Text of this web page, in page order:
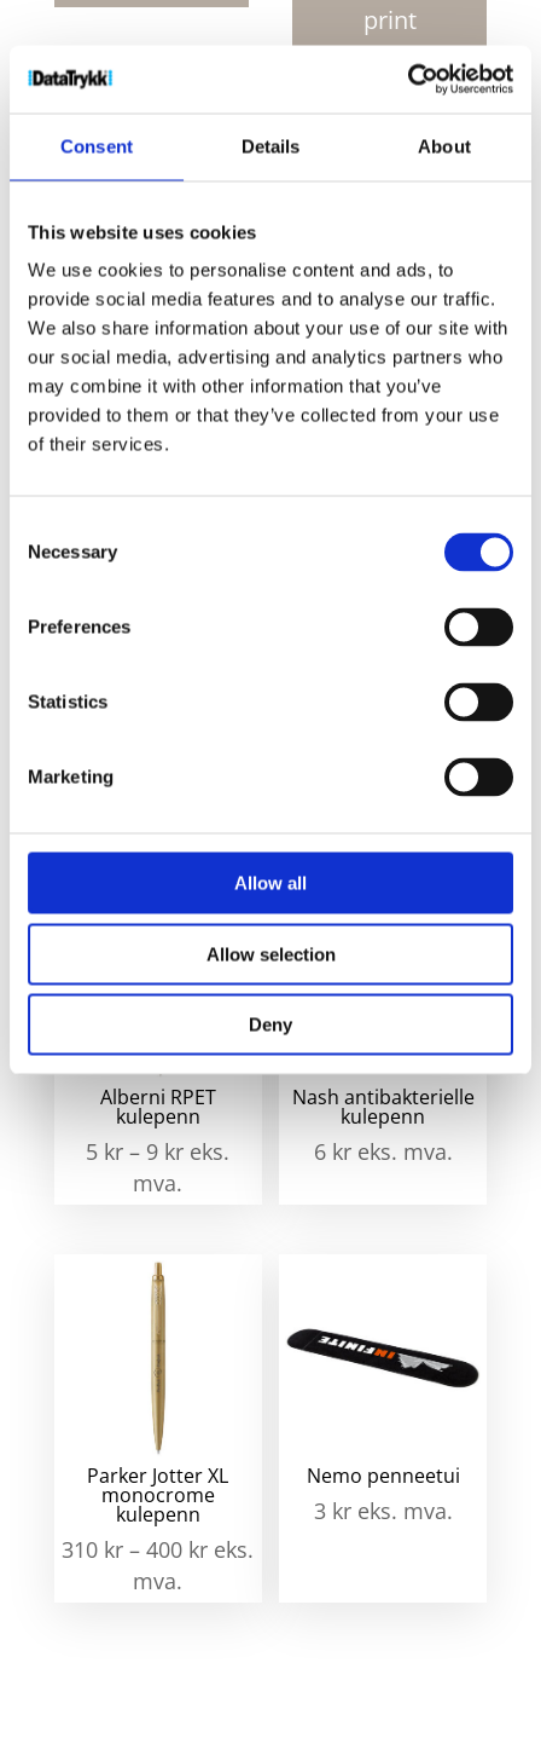
Consent Details About
This website uses cookies
We use cookies to personalise content and ads, to
provide social media features and to analyse our traffic.
We also share information about your use of our site with
our social media, advertising and analytics partners who
may combine it with other information that you’ve
provided to them or that they’ve collected from your use
of their services.
Selection
Necessary
Preferences
Statistics
Marketing
Allow all
Allow selection
Deny
print
Annet tilbehør,
Kjøp produkt uten print
Ekstra informasjon
Send forespørsel om produkt med print
Dekorasjonsalternativer
På
På
Waterman refill
til kulepenn -
På
lager
Relaterte produkter
Alberni RPET
kulepenn
5 kr – 9 kr eks.
mva.
Nash antibakterielle
kulepenn
6 kr eks. mva.
Parker Jotter XL
monocrome
kulepenn
310 kr –400 kr eks.
mva.
Nemo penneetui
3 kr eks. mva.